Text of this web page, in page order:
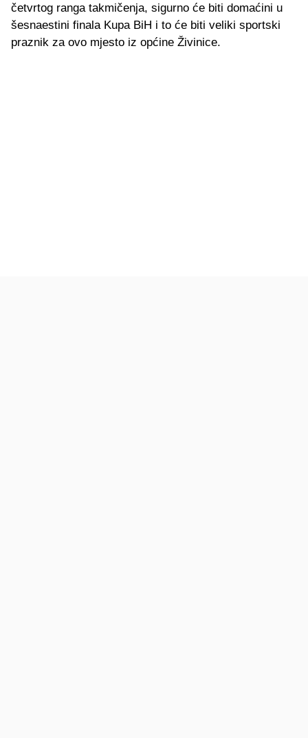
četvrtog ranga takmičenja, sigurno će biti domaćini u
šesnaestini finala Kupa BiH i to će biti veliki sportski
praznik za ovo mjesto iz općine Živinice.